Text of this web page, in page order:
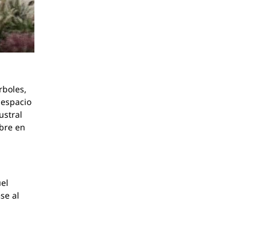
en
al